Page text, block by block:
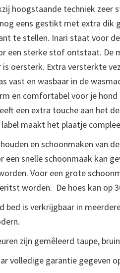
hoogstaande techniek zeer
eens gestikt met extra dik
te stellen. Inari staat voor
een sterke stof ontstaat. De
is oersterk. Extra versterkte
vast en wasbaar in de
en comfortabel voor je
een extra touche aan het
label maakt het plaatje
en schoonmaken van
een snelle schoonmaak kan
Voor een grote
worden. De hoes kan op
bed is verkrijgbaar in
zijn gemêleerd taupe,
volledige garantie gegeven